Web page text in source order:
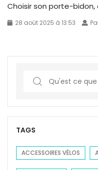
Choisir son porte-bidon,
28 août 2025 à 13:53
r
c
f
TAGS
ACCESSOIRES VÉLOS